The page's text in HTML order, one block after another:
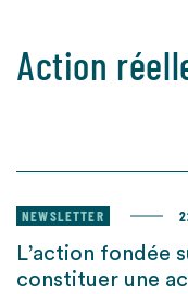
Action
NEWSLETTER
L’action fondée
constituer une